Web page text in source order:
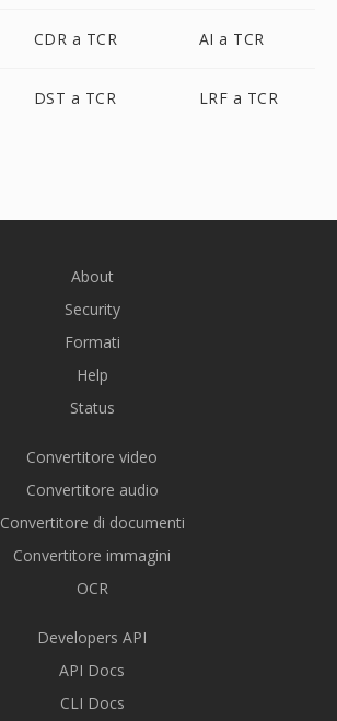
CDR a TCR AI a TCR
DST a TCR LRF a TCR
About
Security
Formati
Help
Status
Convertitore video
Convertitore audio
Convertitore di documenti
Convertitore immagini
OCR
Developers API
API Docs
CLI Docs